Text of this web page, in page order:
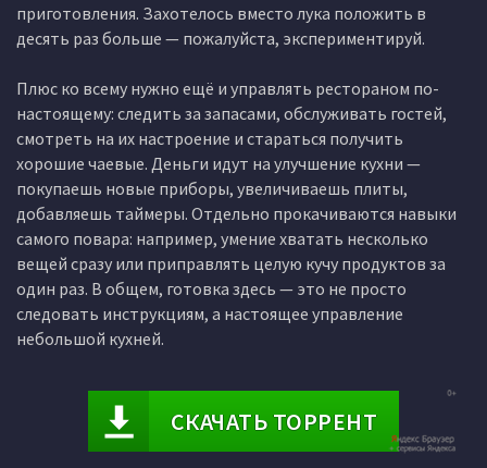
приготовления. Захотелось вместо лука положить в
десять раз больше — пожалуйста, экспериментируй.
Плюс ко всему нужно ещё и управлять рестораном по-
настоящему: следить за запасами, обслуживать гостей,
смотреть на их настроение и стараться получить
хорошие чаевые. Деньги идут на улучшение кухни —
покупаешь новые приборы, увеличиваешь плиты,
добавляешь таймеры. Отдельно прокачиваются навыки
самого повара: например, умение хватать несколько
вещей сразу или приправлять целую кучу продуктов за
один раз. В общем, готовка здесь — это не просто
следовать инструкциям, а настоящее управление
небольшой кухней.
СКАЧАТЬ ТОРРЕНТ